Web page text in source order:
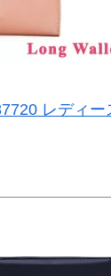
レディ